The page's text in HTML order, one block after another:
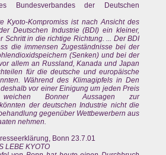
Bundesverbandes der Deutschen
Kyoto-Kompromiss ist nach Ansicht des
Deutschen Industrie (BDI) ein kleiner,
Schritt in die richtige Richtung. ... Der BDI
die immensen Zugeständnisse bei der
(Senken) und bei der
allem an Russland, Kanada und Japan
für die deutsche und europäische
Während des Klimagipfels in Den
vor einer Einigung um jeden Preis
Bonner Aussagen zur
der deutschen Industrie nicht die
gegenüber Wettbewerbern aus
nehmen.
Bonn 23.7.01
LEBE KYOTO